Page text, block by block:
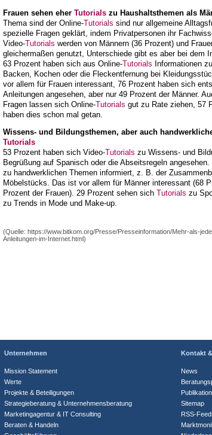
Frauen sehen eher Tutorials zu Haushaltsthemen als
Thema sind der Online-Tutorials sind nur allgemeine
spezielle Fragen geklärt, indem Privatpersonen ihr
Video-Tutorials werden von Männern (36 Prozent) und
gleichermaßen genutzt, Unterschiede gibt es aber bei dem
63 Prozent haben sich aus Online-Tutorials Informationen
Backen, Kochen oder die Fleckentfernung bei
vor allem für Frauen interessant, 76 Prozent haben sich
Anleitungen angesehen, aber nur 49 Prozent der Männer.
Fragen lassen sich Online-Tutorials gut zu Rate ziehen, 57
haben dies schon mal getan.
Wissens- und Bildungsthemen, aber auch
Tutorials
53 Prozent haben sich Video-Tutorials zu Wissens- und
Begrüßung auf Spanisch oder die Abseitsregeln
zu handwerklichen Themen informiert, z. B. der
Möbelstücks. Das ist vor allem für Männer interessant (68
Prozent der Frauen). 29 Prozent sehen sich Tutorials zu
zu Trends in Mode und Make-up.
(Quelle: https://www.bitkom.org/Presse/Presseinformation/Mehr-als-
Anleitungen-im-Internet.html)
Unternehmen
Mission Statement
Werte
Projekte & Beteiligungen
Strategieberatung & Unternehmensberatung
Marketingagentur & IT Consulting
Beraten & Handeln
Kontakt
News
Sitemap
RSS-